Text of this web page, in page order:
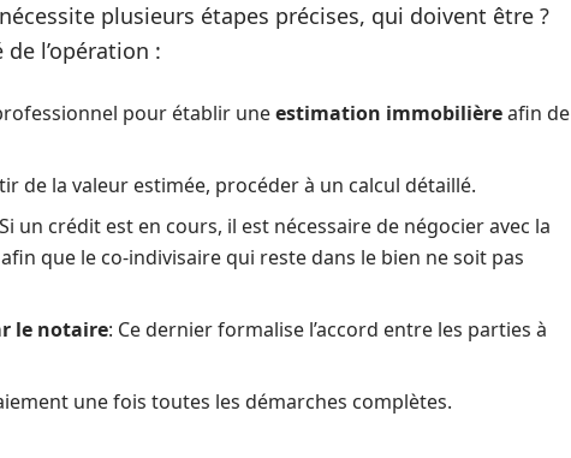
nécessite plusieurs étapes précises, qui doivent être ?
l’opération :
pour établir uneestimation immobilièreafin de
de la valeur estimée, procéder à un calcul détaillé.
un crédit est en cours, il est nécessaire de négocier avec la
que le co-indivisaire qui reste dans le bien ne soit pas
le notaire: Ce dernier formalise l’accord entre les parties à
une fois toutes les démarches complètes.